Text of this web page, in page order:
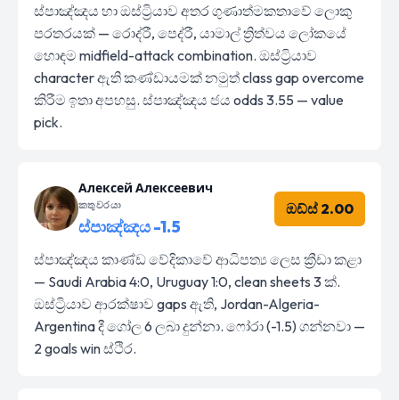
ස්පාඤ්ඤය හා ඔස්ට්‍රියාව අතර ගුණාත්මකතාවේ ලොකු
පරතරයක් — රොද්රී, පෙද්රී, යාමාල් ත්‍රිත්වය ලෝකයේ
හොඳම midfield-attack combination. ඔස්ට්‍රියාව
character ඇති කණ්ඩායමක් නමුත් class gap overcome
කිරීම ඉතා අපහසු. ස්පාඤ්ඤය ජය odds 3.55 — value
pick.
Алексей Алексеевич
කතුවරයා
ස්පාඤ්ඤය -1.5
ඔඩ්ස් 2.00
ස්පාඤ්ඤය කාණ්ඩ වේදිකාවේ ආධිපත්‍ය ලෙස ක්‍රීඩා කළා
— Saudi Arabia 4:0, Uruguay 1:0, clean sheets 3 ක්.
ඔස්ට්‍රියාව ආරක්ෂාව gaps ඇති, Jordan-Algeria-
Argentina දී ගෝල 6 ලබා දුන්නා. ෆෝරා (-1.5) ගන්නවා —
2 goals win ස්ථිර.